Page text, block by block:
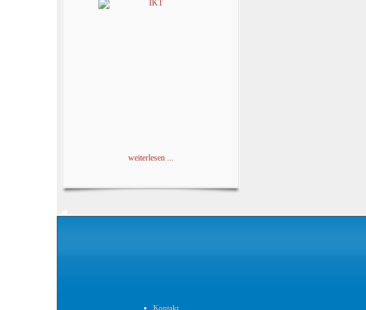
weiterlesen ...
Kontakt